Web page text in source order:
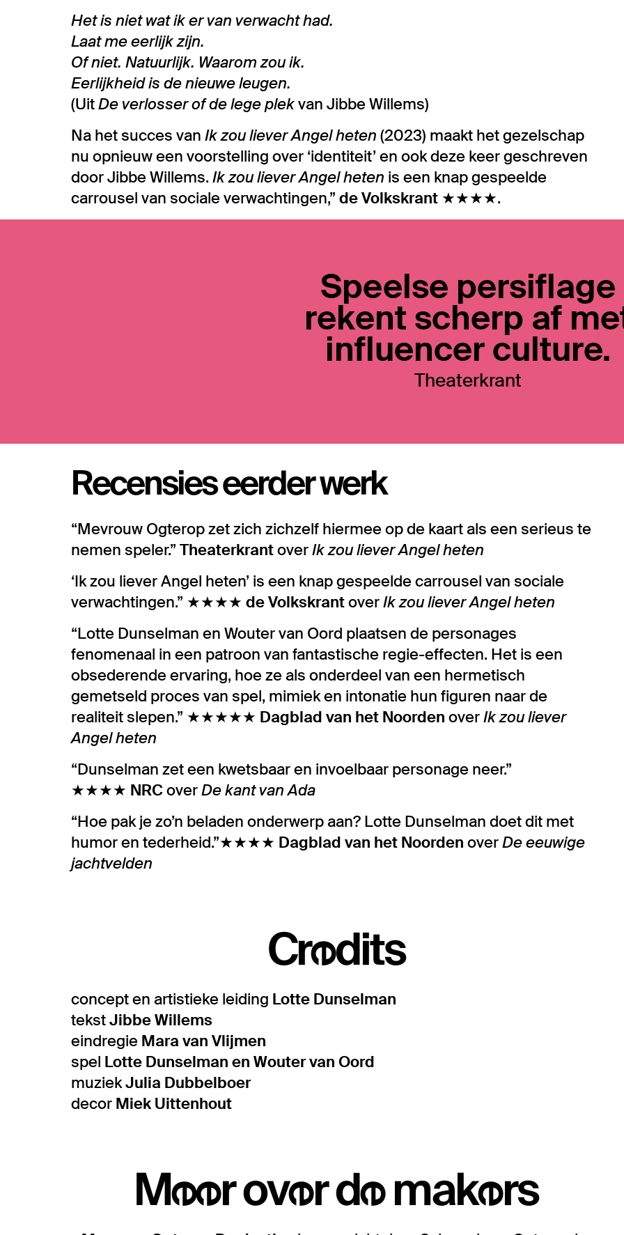
Het is niet wat ik er van verwacht had.
Laat me eerlijk zijn.
Of niet. Natuurlijk. Waarom zou ik.
Eerlijkheid is de nieuwe leugen.
(UitDe verlosser of de lege plekvan Jibbe Willems)
Na het succes van Ik zou liever Angel heten (2023) maakt het gezelschap
nu opnieuw een voorstelling over ‘identiteit’ en ook deze keer geschreven
door Jibbe Willems. Ik zou liever Angel heten is een knap gespeelde
carrousel van sociale verwachtingen,” de Volkskrant ★★★★.
Speelse persiflage
rekent scherp af
influencer culture.
Theaterkrant
Recensies eerder werk
“Mevrouw Ogterop zet zich zichzelf hiermee op de kaart als een serieus te
nemen speler.” TheaterkrantoverIk zou liever Angel heten
‘Ik zou liever Angel heten’ is een knap gespeelde carrousel van sociale
verwachtingen.” ★★★★ de VolkskrantoverIk zou liever Angel heten
“Lotte Dunselman en Wouter van Oord plaatsen de personages
fenomenaal in een patroon van fantastische regie-effecten. Het is een
obsederende ervaring, hoe ze als onderdeel van een hermetisch
gemetseld proces van spel, mimiek en intonatie hun figuren naar de
realiteit slepen.” ★★★★★ Dagblad van het Noorden overIk zou liever
Angel heten
“Dunselman zet een kwetsbaar en invoelbaar personage neer.”
★★★★ NRCoverDe kant van Ada
“Hoe pak je zo’n beladen onderwerp aan? Lotte Dunselman doet dit met
humor en tederheid.”★★★★ Dagblad van het Noorden overDe eeuwige
jachtvelden
Credits
concept en artistieke leiding Lotte Dunselman
tekstJibbe Willems
eindregie Mara van Vlijmen
spel Lotte Dunselman en Wouter van Oord
muziekJulia Dubbelboer
decor Miek Uittenhout
Meer over de makers